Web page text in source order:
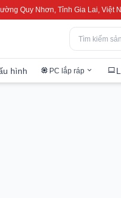
Quy Nhơn, Tỉnh Gia Lai, Việt
hình PC lắp ráp